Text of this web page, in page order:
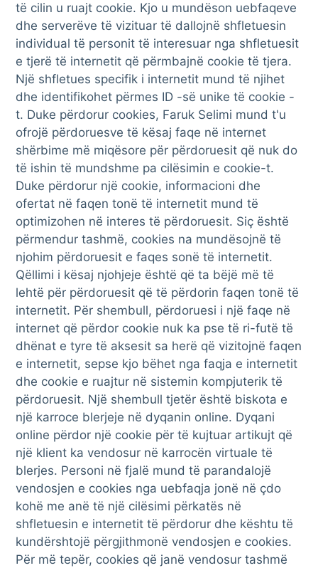
të cilin u ruajt cookie. Kjo u mundëson uebfaqeve
dhe serverëve të vizituar të dallojnë shfletuesin
individual të personit të interesuar nga shfletuesit
e tjerë të internetit që përmbajnë cookie të tjera.
Një shfletues specifik i internetit mund të njihet
dhe identifikohet përmes ID -së unike të cookie -
t. Duke përdorur cookies, Faruk Selimi mund t'u
ofrojë përdoruesve të kësaj faqe në internet
shërbime më miqësore për përdoruesit që nuk do
të ishin të mundshme pa cilësimin e cookie-t.
Duke përdorur një cookie, informacioni dhe
ofertat në faqen tonë të internetit mund të
optimizohen në interes të përdoruesit. Siç është
përmendur tashmë, cookies na mundësojnë të
njohim përdoruesit e faqes sonë të internetit.
Qëllimi i kësaj njohjeje është që ta bëjë më të
lehtë për përdoruesit që të përdorin faqen tonë të
internetit. Për shembull, përdoruesi i një faqe në
internet që përdor cookie nuk ka pse të ri-futë të
dhënat e tyre të aksesit sa herë që vizitojnë faqen
e internetit, sepse kjo bëhet nga faqja e internetit
dhe cookie e ruajtur në sistemin kompjuterik të
përdoruesit. Një shembull tjetër është biskota e
një karroce blerjeje në dyqanin online. Dyqani
online përdor një cookie për të kujtuar artikujt që
një klient ka vendosur në karrocën virtuale të
blerjes. Personi në fjalë mund të parandalojë
vendosjen e cookies nga uebfaqja jonë në çdo
kohë me anë të një cilësimi përkatës në
shfletuesin e internetit të përdorur dhe kështu të
kundërshtojë përgjithmonë vendosjen e cookies.
Për më tepër, cookies që janë vendosur tashmë